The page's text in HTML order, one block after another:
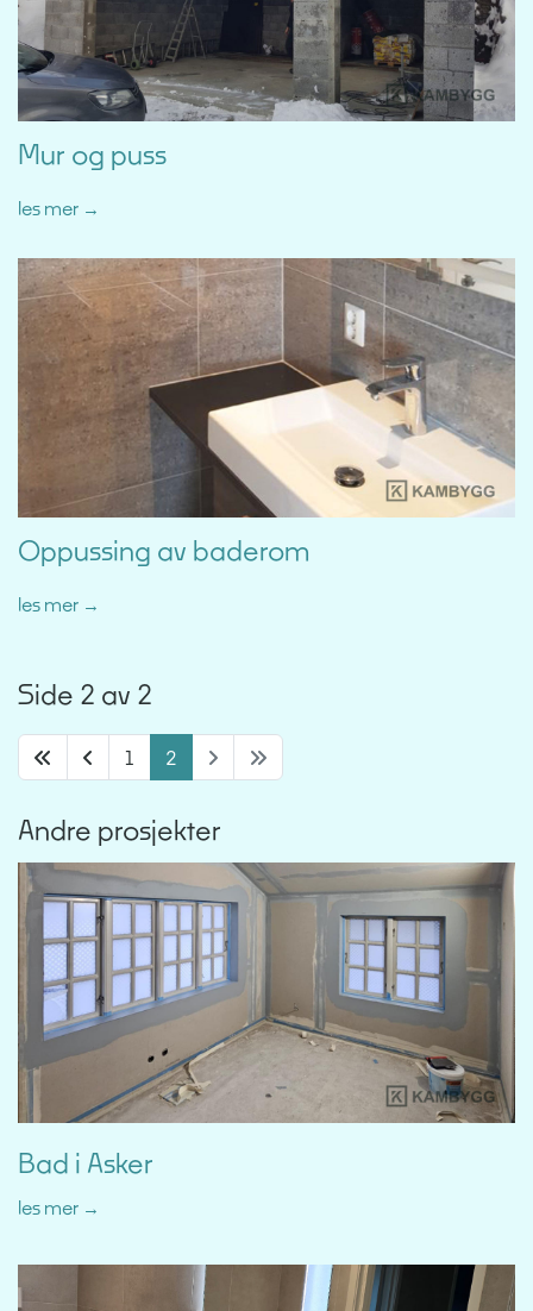
Mur og puss
les mer
Oppussing av baderom
les mer
Side 2 av 2
1 2
Andre prosjekter
Bad i Asker
les mer